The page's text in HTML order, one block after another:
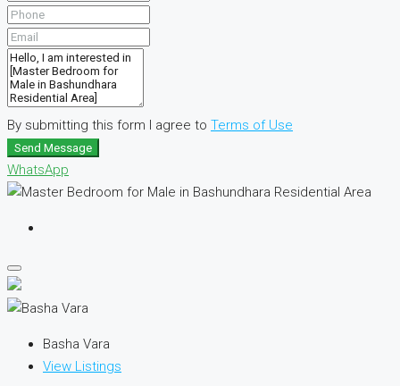
By submitting this form I agree to Terms of Use
Send Message
WhatsApp
Basha Vara
View Listings